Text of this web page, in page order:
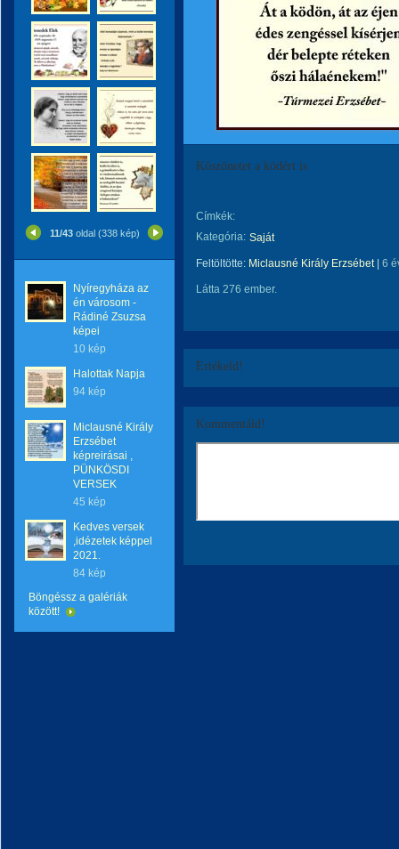
11/43oldal (338 kép)
Nyíregyháza az
én városom -
Rádiné Zsuzsa
képei
10 kép
Halottak Napja
94 kép
Miclausné Király
Erzsébet
képreirásai ,
PÜNKÖSDI
VERSEK
45 kép
Kedves versek
,idézetek képpel
2021.
84 kép
Böngéssz a galériák
között!
Köszönetet a ködért is
Címkék:
Kategória: Saját
Feltöltötte: Miclausné Király Erzsébet| 6
Látta 276 ember.
Értékeld!
Kommentáld!